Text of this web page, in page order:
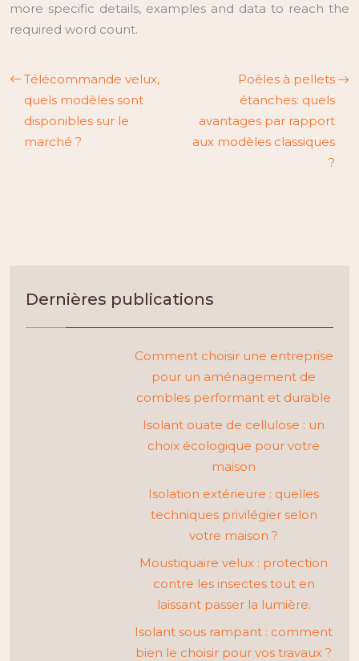
more specific details, examples and data to reach the
required word count.
Télécommande velux,
quels modèles sont
disponibles sur le
marché ?
Poêles à pellets
étanches: quels
avantages par rapport
aux modèles classiques
?
Dernières publications
Comment choisir une entreprise
pour un aménagement de
combles performant et durable
Isolant ouate de cellulose : un
choix écologique pour votre
maison
Isolation extérieure : quelles
techniques privilégier selon
votre maison ?
Moustiquaire velux : protection
contre les insectes tout en
laissant passer la lumière.
Isolant sous rampant : comment
bien le choisir pour vos travaux ?